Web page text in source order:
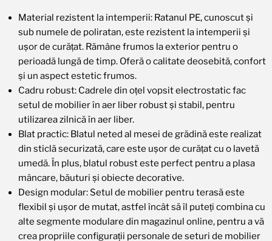
Material rezistent la intemperii: Ratanul PE, cunoscut și
sub numele de poliratan, este rezistent la intemperii și
ușor de curățat. Rămâne frumos la exterior pentru o
perioadă lungă de timp. Oferă o calitate deosebită, confort
și un aspect estetic frumos.
Cadru robust: Cadrele din oțel vopsit electrostatic fac
setul de mobilier în aer liber robust și stabil, pentru
utilizarea zilnică în aer liber.
Blat practic: Blatul neted al mesei de grădină este realizat
din sticlă securizată, care este ușor de curățat cu o lavetă
umedă. În plus, blatul robust este perfect pentru a plasa
mâncare, băuturi și obiecte decorative.
Design modular: Setul de mobilier pentru terasă este
flexibil și ușor de mutat, astfel încât să îl puteți combina cu
alte segmente modulare din magazinul online, pentru a vă
crea propriile configurații personale de seturi de mobilier